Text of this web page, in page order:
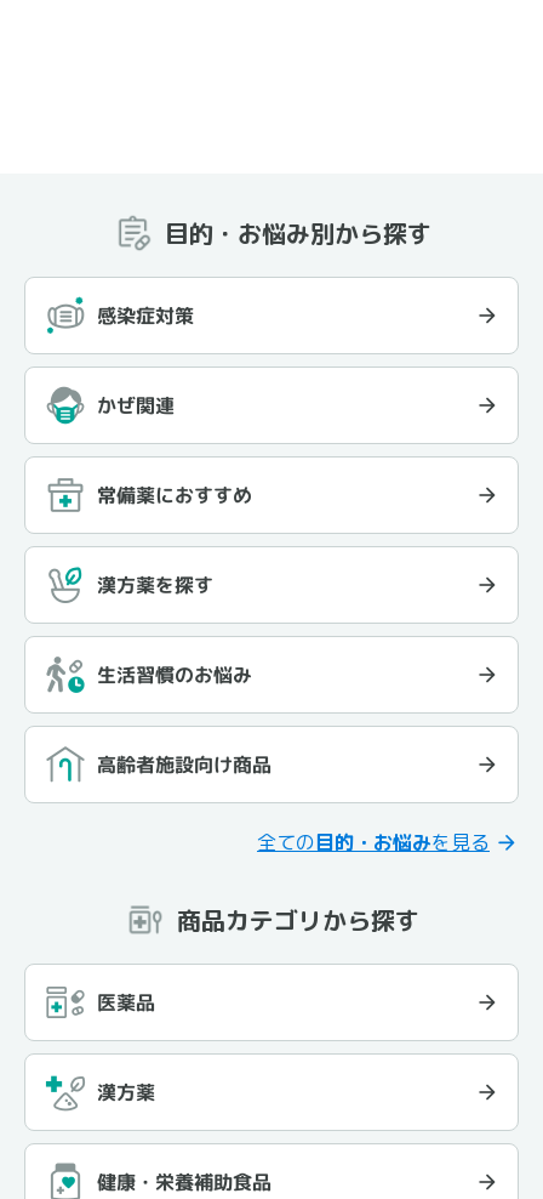
目的・お悩み別から探す
感染症対策
かぜ関連
常備薬におすすめ
漢方薬を探す
生活習慣のお悩み
高齢者施設向け商品
全ての目的・お悩みを見る
商品カテゴリから探す
医薬品
漢方薬
健康・栄養補助食品